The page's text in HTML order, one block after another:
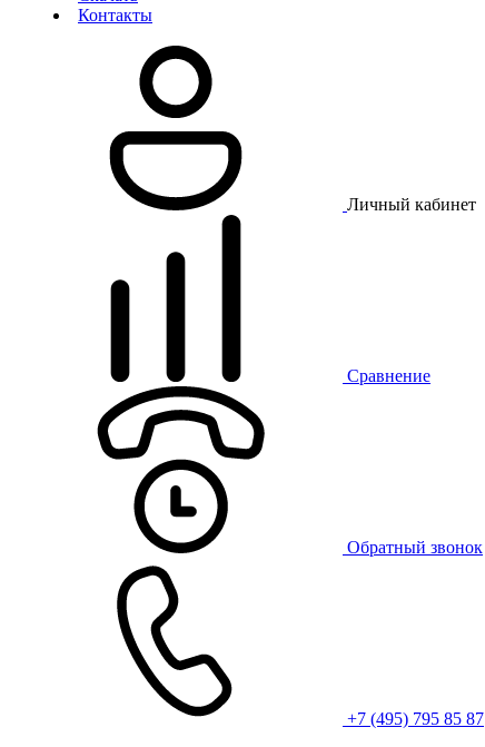
Контакты
Личный кабинет
Сравнение
Обратный звонок
+7 (495) 795 85 87